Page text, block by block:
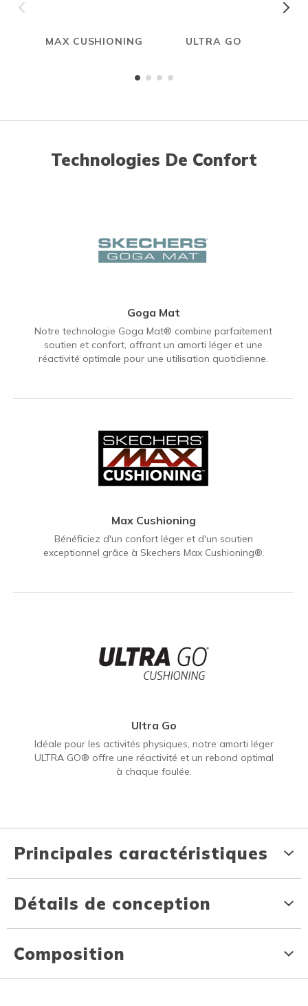
MAX CUSHIONING ULTRA GO
Technologies De Confort
Goga Mat
Notre technologie Goga Mat® combine parfaitement
soutien et confort, offrant un amorti léger et une
réactivité optimale pour une utilisation quotidienne.
Max Cushioning
Bénéficiez d'un confort léger et d'un soutien
exceptionnel grâce à Skechers Max Cushioning®.
Ultra Go
Idéale pour les activités physiques, notre amorti léger
ULTRA GO® offre une réactivité et un rebond optimal
à chaque foulée.
Principales caractéristiques
Détails de conception
Composition